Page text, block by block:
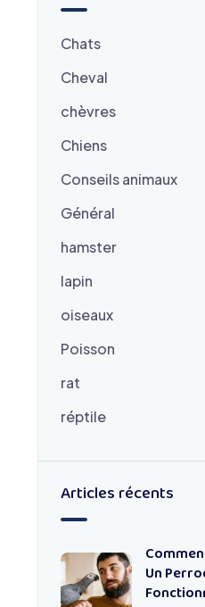
Chats
Cheval
chèvres
Chiens
Conseils animaux
Général
hamster
lapin
oiseaux
Poisson
rat
réptile
Articles récents
Un